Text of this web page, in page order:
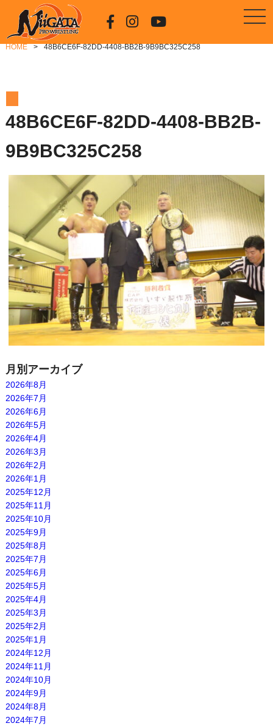
HOME 48B6CE6F-82DD-4408-BB2B-9B9BC325C258
48B6CE6F-82DD-4408-BB2B-
9B9BC325C258
月別アーカイブ
2026年8月
2026年7月
2026年6月
2026年5月
2026年4月
2026年3月
2026年2月
2026年1月
2025年12月
2025年11月
2025年10月
2025年9月
2025年8月
2025年7月
2025年6月
2025年5月
2025年4月
2025年3月
2025年2月
2025年1月
2024年12月
2024年11月
2024年10月
2024年9月
2024年8月
2024年7月